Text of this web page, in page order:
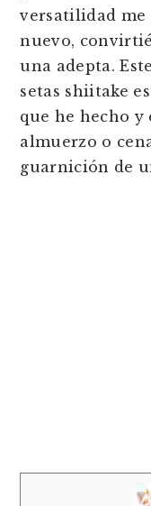
versatilidad me
nuevo,
una adepta.
setas shiitake
que he hecho y
almuerzo o
guarnición de